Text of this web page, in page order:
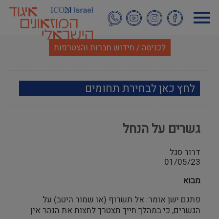
לתוכן
העיקרי
לכניסה / חידוש חברות והצטרפות
לחץ כאן לבחירת תחומים
אמנות
אתנוגרפיה
מוזאולוגיה כללי
היסטוריה ומורשת
גשרים על הנחל
דרור סגל
01/05/23
מבוא
פתגם ישן אומר: אל תשרוף (או שמור היטב) על
הגשרים, כי במהלך חייך תצטרך לחצות את הנהר אין